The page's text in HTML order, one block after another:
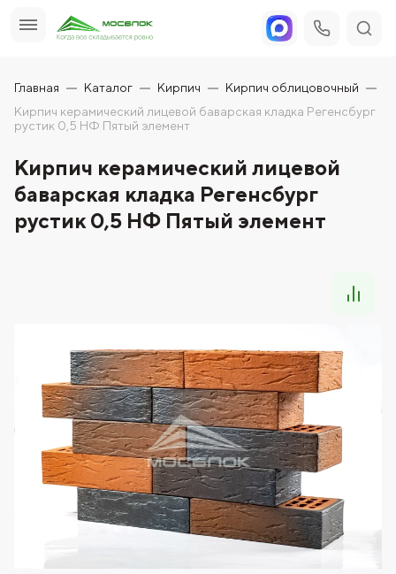
Главная Каталог Кирпич
Кирпич облицовочный
Кирпич керамический лицевой баварская кладка Регенсбург
рустик 0,5 НФ Пятый элемент
Кирпич керамический лицевой
баварская кладка Регенсбург
рустик 0,5 НФ Пятый элемент